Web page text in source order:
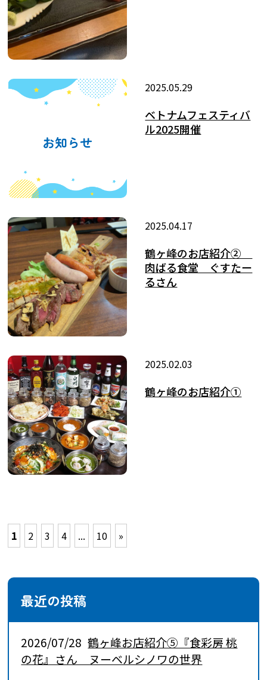
2025.05.29
ベトナムフェスティバ
ル2025開催
2025.04.17
鶴ヶ峰のお店紹介②
肉ばる食堂 ぐすたー
るさん
2025.02.03
鶴ヶ峰のお店紹介①
1 2 3 4 ... 10 »
最近の投稿
2026/07/28 鶴ヶ峰お店紹介⑤『食彩房 桃
の花』さん ヌーベルシノワの世界